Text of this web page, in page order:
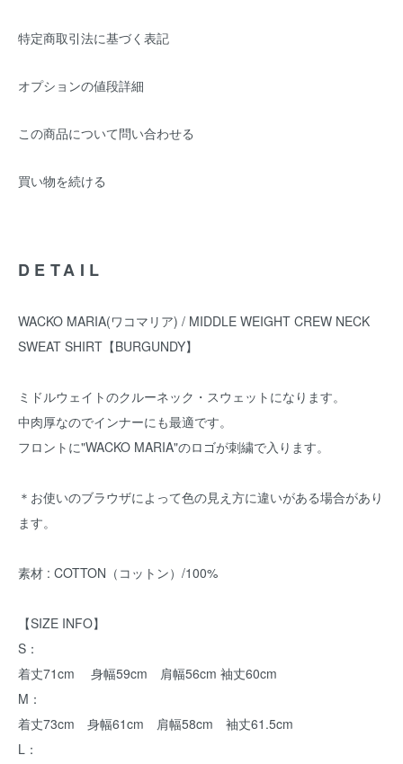
特定商取引法に基づく表記
オプションの値段詳細
この商品について問い合わせる
買い物を続ける
DETAIL
WACKO MARIA(ワコマリア) / MIDDLE WEIGHT CREW NECK
SWEAT SHIRT【BURGUNDY】
ミドルウェイトのクルーネック・スウェットになります。
中肉厚なのでインナーにも最適です。
フロントに"WACKO MARIA"のロゴが刺繍で入ります。
＊お使いのブラウザによって色の見え方に違いがある場合があり
ます。
素材 : COTTON（コットン）/100%
【SIZE INFO】
S：
着丈71cm 身幅59cm 肩幅56cm 袖丈60cm
M：
着丈73cm 身幅61cm 肩幅58cm 袖丈61.5cm
L：